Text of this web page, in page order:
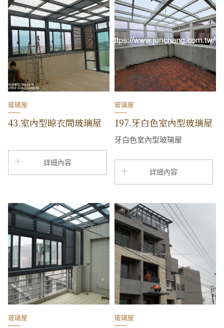
玻璃屋
43.室內型晾衣間玻璃屋
詳細內容
玻璃屋
197.牙白色室內型玻璃屋
牙白色室內型玻璃屋
詳細內容
玻璃屋 玻璃屋